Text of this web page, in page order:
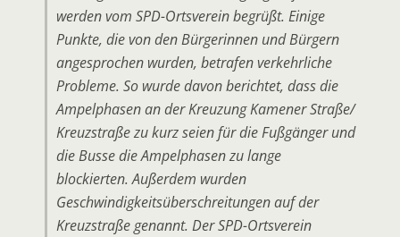
werden vom SPD-Ortsverein begrüßt. Einige
Punkte, die von den Bürgerinnen und Bürgern
angesprochen wurden, betrafen verkehrliche
Probleme. So wurde davon berichtet, dass die
Ampelphasen an der Kreuzung Kamener Straße/
Kreuzstraße zu kurz seien für die Fußgänger und
die Busse die Ampelphasen zu lange
blockierten. Außerdem wurden
Geschwindigkeitsüberschreitungen auf der
Kreuzstraße genannt. Der SPD-Ortsverein